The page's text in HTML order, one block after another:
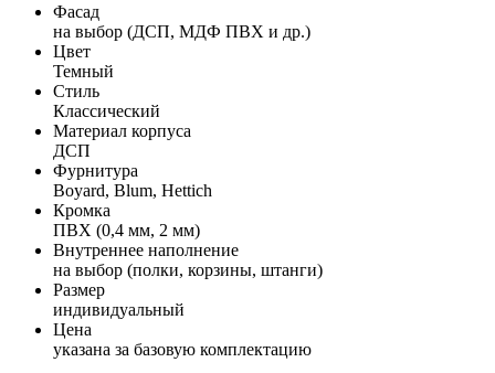
Фасад
на выбор (ДСП, МДФ ПВХ и др.)
Цвет
Темный
Стиль
Классический
Материал корпуса
ДСП
Фурнитура
Boyard, Blum, Hettich
Кромка
ПВХ (0,4 мм, 2 мм)
Внутреннее наполнение
на выбор (полки, корзины, штанги)
Размер
индивидуальный
Цена
указана за базовую комплектацию